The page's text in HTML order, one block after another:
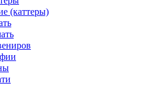
(каттеры)